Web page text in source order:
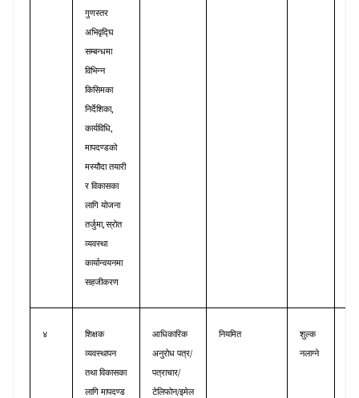
गुणस्तर
अभिवृद्घि
सम्बन्धमा
विभिन्न
किसिमका
निर्देशिका,
कार्यविधि,
मापदण्डको
मस्यौदा तयारी
र विकासका
लागि योजना
तर्जुमा,स्रोत
व्यवस्था
कार्यान्वयनमा
सहजीकरण
४ शिक्षक
व्यवस्थापन
तथा विकासका
लागि मापदण्ड
आधिकारिक
अनुरोध पत्र/
पत्राचार/
टेलिफोन/इमेल
नियमित शुल्क
नलाग्ने